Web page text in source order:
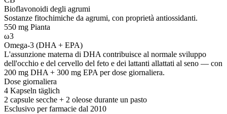
Bioflavonoidi degli agrumi
Sostanze fitochimiche da agrumi, con proprietà antiossidanti.
550 mg Pianta
ω3
Omega-3 (DHA + EPA)
L'assunzione materna di DHA contribuisce al normale sviluppo
dell'occhio e del cervello del feto e dei lattanti allattati al seno — con
200 mg DHA + 300 mg EPA per dose giornaliera.
Dose giornaliera
4 Kapseln täglich
2 capsule secche + 2 oleose durante un pasto
Esclusivo per farmacie dal 2010